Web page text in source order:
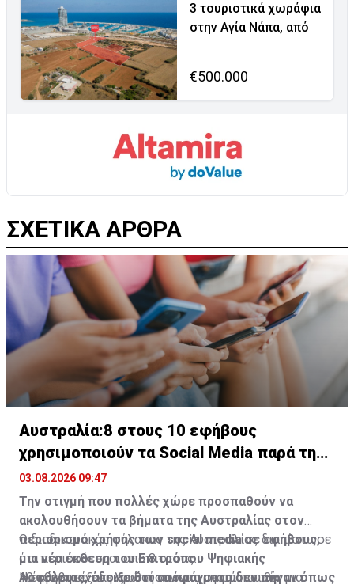
3 τουριστικά χωράφια
στην Αγία Νάπα, από
€500.000
ΣΧΕΤΙΚΑ ΑΡΘΡΑ
Αυστραλία:8 στους 10 εφήβους
χρησιμοποιούν τα Social Media παρά την
απαγόρευση
03.08.2026 09:47
Την στιγμή που πολλές χώρε προσπαθούν να
ακολουθήσουν τα βήματα της Αυστραλίας στον
περιορισμό χρήσης των social media σε εφήβους,
μια νέα έκθεση του Επιτρόπου Ψηφιακής
Ασφάλειας, έδειξε ότι τα πράγματα δεν πήγαν όπως
Ο διαδικτυακός φύλακας της Αυστραλίας διαπίστωσε
ότι περισσότεροι απο 8 στους
10 εφήβοι εξακολουθούσαν να χρησιμοποιούν μια
Η έκθεση είναι η πρώτη από μια σειρά που θα